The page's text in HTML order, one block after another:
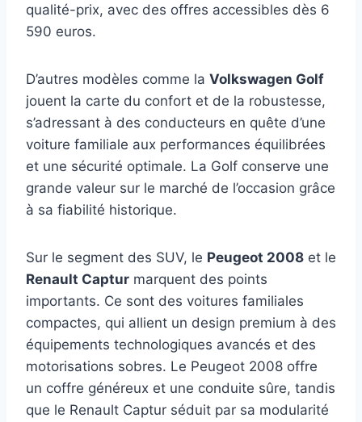
qualité-prix, avec des offres accessibles dès 6
590 euros.
D’autres modèles comme la Volkswagen Golf
jouent la carte du confort et de la robustesse,
s’adressant à des conducteurs en quête d’une
voiture familiale aux performances équilibrées
et une sécurité optimale. La Golf conserve une
grande valeur sur le marché de l’occasion grâce
à sa fiabilité historique.
Sur le segment des SUV, le Peugeot 2008 et le
Renault Captur marquent des points
importants. Ce sont des voitures familiales
compactes, qui allient un design premium à des
équipements technologiques avancés et des
motorisations sobres. Le Peugeot 2008 offre
un coffre généreux et une conduite sûre, tandis
que le Renault Captur séduit par sa modularité